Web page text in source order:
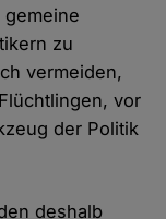
zu
vermeiden,
vor
der Politik
deshalb